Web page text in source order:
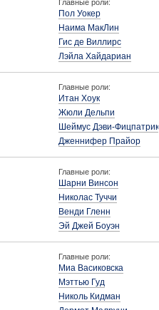
Главные роли:
Пол Уокер
Наима МакЛин
Гис де Виллирс
Лэйла Хайдариан
Главные роли:
Итан Хоук
Жюли Дельпи
Шеймус Дэви-Фицпатрик
Дженнифер Прайор
Главные роли:
Шарни Винсон
Николас Туччи
Венди Гленн
Эй Джей Боуэн
Главные роли:
Миа Васиковска
Мэттью Гуд
Николь Кидман